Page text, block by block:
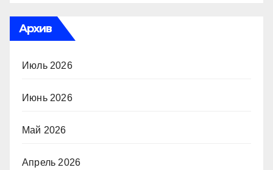
Архив
Июль 2026
Июнь 2026
Май 2026
Апрель 2026